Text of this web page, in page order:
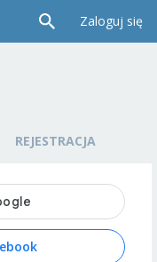
Zaloguj się
REJESTRACJA